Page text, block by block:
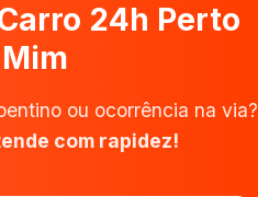
24h Perto
ou ocorrência na via?
com rapidez!